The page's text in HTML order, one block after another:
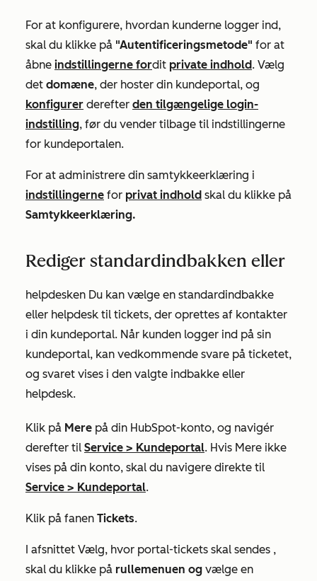
For at konfigurere, hvordan kunderne logger ind,
skal du klikke på "Autentificeringsmetode" for at
åbne indstillingerne fordit private indhold. Vælg
det domæne, der hoster din kundeportal, og
konfigurer derefter den tilgængelige login-
indstilling, før du vender tilbage til indstillingerne
for kundeportalen.
For at administrere din samtykkeerklæring i
indstillingerne for privat indhold skal du klikke på
Samtykkeerklæring.
Rediger standardindbakken eller
helpdesken Du kan vælge en standardindbakke
eller helpdesk til tickets, der oprettes af kontakter
i din kundeportal. Når kunden logger ind på sin
kundeportal, kan vedkommende svare på ticketet,
og svaret vises i den valgte indbakke eller
helpdesk.
Klik på Mere på din HubSpot-konto, og navigér
derefter til Service > Kundeportal. Hvis Mere ikke
vises på din konto, skal du navigere direkte til
Service > Kundeportal.
Klik på fanen Tickets.
I afsnittet Vælg, hvor portal-tickets skal sendes ,
skal du klikke på rullemenuen og vælge en